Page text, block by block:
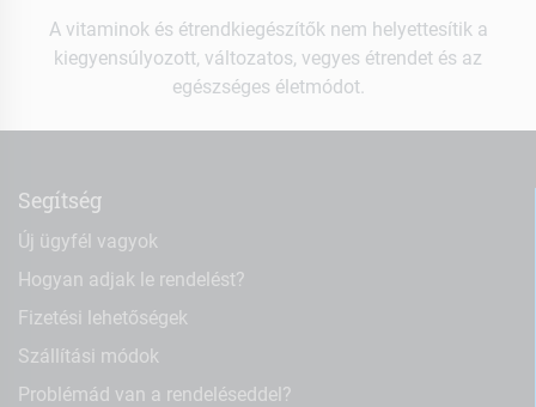
A vitaminok és étrendkiegészítők nem helyettesítik a
kiegyensúlyozott, változatos, vegyes étrendet és az
egészséges életmódot.
Segítség
Új ügyfél vagyok
Hogyan adjak le rendelést?
Fizetési lehetőségek
Szállítási módok
Problémád van a rendeléseddel?